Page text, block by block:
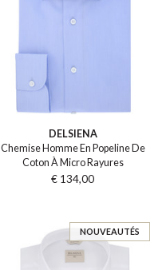
DELSIENA
Chemise Homme En Popeline De
Coton À Micro Rayures
€ 134,00
NOUVEAUTÉS